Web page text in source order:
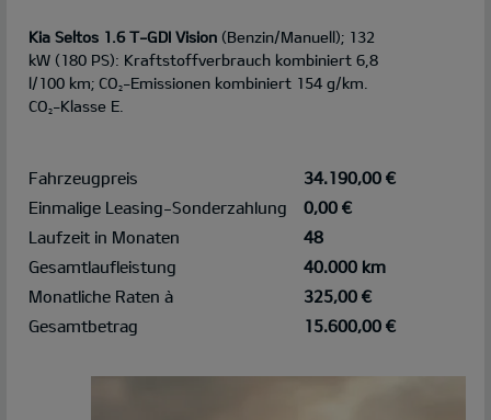
Kia Seltos 1.6 T-GDI Vision (Benzin/Manuell); 132
kW (180 PS): Kraftstoffverbrauch kombiniert 6,8
l/100 km; CO2-Emissionen kombiniert 154 g/km.
CO2-Klasse E.
Fahrzeugpreis
34.190,00 €
Einmalige Leasing-Sonderzahlung
0,00 €
Laufzeit in Monaten
48
Gesamtlaufleistung
40.000 km
Monatliche Raten à
325,00 €
Gesamtbetrag
15.600,00 €